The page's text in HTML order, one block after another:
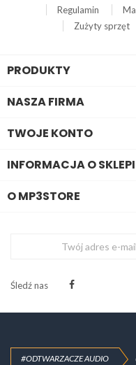
Regulamin
Zużyty sprzęt
PRODUKTY
NASZA FIRMA
TWOJE KONTO
INFORMACJA O
O MP3STORE
Śledź nas
#ODTWARZACZE AUDIO